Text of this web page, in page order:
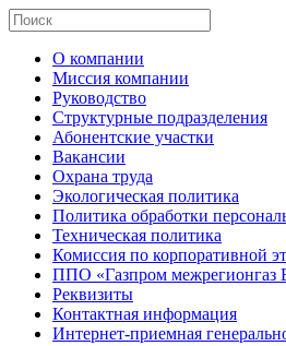
О компании
Миссия компании
Руководство
Структурные подразделения
Абонентские участки
Вакансии
Охрана труда
Экологическая политика
Политика обработки
Техническая политика
Комиссия по корпоративной
ППО «Газпром межрегионгаз
Реквизиты
Контактная информация
Интернет-приемная